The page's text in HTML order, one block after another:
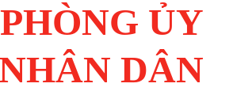
ỦY
DÂN